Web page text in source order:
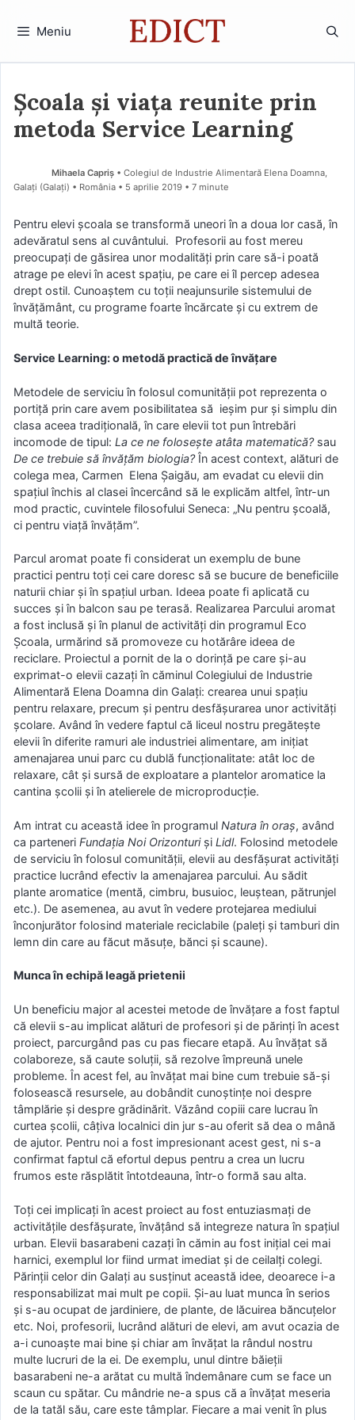
Meniu
Școala și viața reunite prin
metoda Service Learning
Mihaela Capriș • Colegiul de Industrie Alimentară Elena Doamna,
Galați (Galaţi) • România
5 aprilie 2019 • 7 minute
Pentru elevi școala se transformă uneori în a doua lor casă, în
adevăratul sens al cuvântului. Profesorii au fost mereu
preocupați de găsirea unor modalități prin care să-i poată
atrage pe elevi în acest spațiu, pe care ei îl percep adesea
drept ostil. Cunoaștem cu toții neajunsurile sistemului de
învățământ, cu programe foarte încărcate și cu extrem de
multă teorie.
Service Learning: o metodă practică de învățare
Metodele de serviciu în folosul comunității pot reprezenta o
portiță prin care avem posibilitatea să ieșim pur și simplu din
clasa aceea tradițională, în care elevii tot pun întrebări
incomode de tipul: La ce ne folosește atâta matematică?sau
De ce trebuie să învățăm biologia?În acest context, alături de
colega mea, Carmen Elena Șaigău, am evadat cu elevii din
spațiul închis al clasei încercând să le explicăm altfel, într-un
mod practic, cuvintele filosofului Seneca: „Nu pentru școală,
ci pentru viață învățăm”.
Parcul aromat poate fi considerat un exemplu de bune
practici pentru toți cei care doresc să se bucure de beneficiile
naturii chiar și în spațiul urban. Ideea poate fi aplicată cu
succes și în balcon sau pe terasă. Realizarea Parcului aromat
a fost inclusă și în planul de activități din programul Eco
Școala, urmărind să promoveze cu hotărâre ideea de
reciclare. Proiectul a pornit de la o dorință pe care și-au
exprimat-o elevii cazați în căminul Colegiului de Industrie
Alimentară Elena Doamna din Galați: crearea unui spațiu
pentru relaxare, precum și pentru desfășurarea unor activități
școlare. Având în vedere faptul că liceul nostru pregătește
elevii în diferite ramuri ale industriei alimentare, am inițiat
amenajarea unui parc cu dublă funcționalitate: atât loc de
relaxare, cât și sursă de exploatare a plantelor aromatice la
cantina școlii și în atelierele de microproducție.
Am intrat cu această idee în programul Natura în oraș, având
ca parteneri Fundația Noi Orizonturiși Lidl. Folosind metodele
de serviciu în folosul comunității, elevii au desfășurat activități
practice lucrând efectiv la amenajarea parcului. Au sădit
plante aromatice (mentă, cimbru, busuioc, leuștean, pătrunjel
etc.). De asemenea, au avut în vedere protejarea mediului
înconjurător folosind materiale reciclabile (paleți și tamburi din
lemn din care au făcut măsuțe, bănci și scaune).
Munca în echipă leagă prietenii
Un beneficiu major al acestei metode de învățare a fost faptul
că elevii s-au implicat alături de profesori și de părinți în acest
proiect, parcurgând pas cu pas fiecare etapă. Au învățat să
colaboreze, să caute soluții, să rezolve împreună unele
probleme. În acest fel, au învățat mai bine cum trebuie să-și
folosească resursele, au dobândit cunoștințe noi despre
tâmplărie și despre grădinărit. Văzând copiii care lucrau în
curtea școlii, câțiva localnici din jur s-au oferit să dea o mână
de ajutor. Pentru noi a fost impresionant acest gest, ni s-a
confirmat faptul că efortul depus pentru a crea un lucru
frumos este răsplătit întotdeauna, într-o formă sau alta.
Toți cei implicați în acest proiect au fost entuziasmați de
activitățile desfășurate, învățând să integreze natura în spațiul
urban. Elevii basarabeni cazați în cămin au fost inițial cei mai
harnici, exemplul lor fiind urmat imediat și de ceilalți colegi.
Părinții celor din Galați au susținut această idee, deoarece i-a
responsabilizat mai mult pe copii. Și-au luat munca în serios
și s-au ocupat de jardiniere, de plante, de lăcuirea băncuțelor
etc. Noi, profesorii, lucrând alături de elevi, am avut ocazia de
a-i cunoaște mai bine și chiar am învățat la rândul nostru
multe lucruri de la ei. De exemplu, unul dintre băieții
basarabeni ne-a arătat cu multă îndemânare cum se face un
scaun cu spătar. Cu mândrie ne-a spus că a învățat meseria
de la tatăl său, care este tâmplar. Fiecare a mai venit în plus